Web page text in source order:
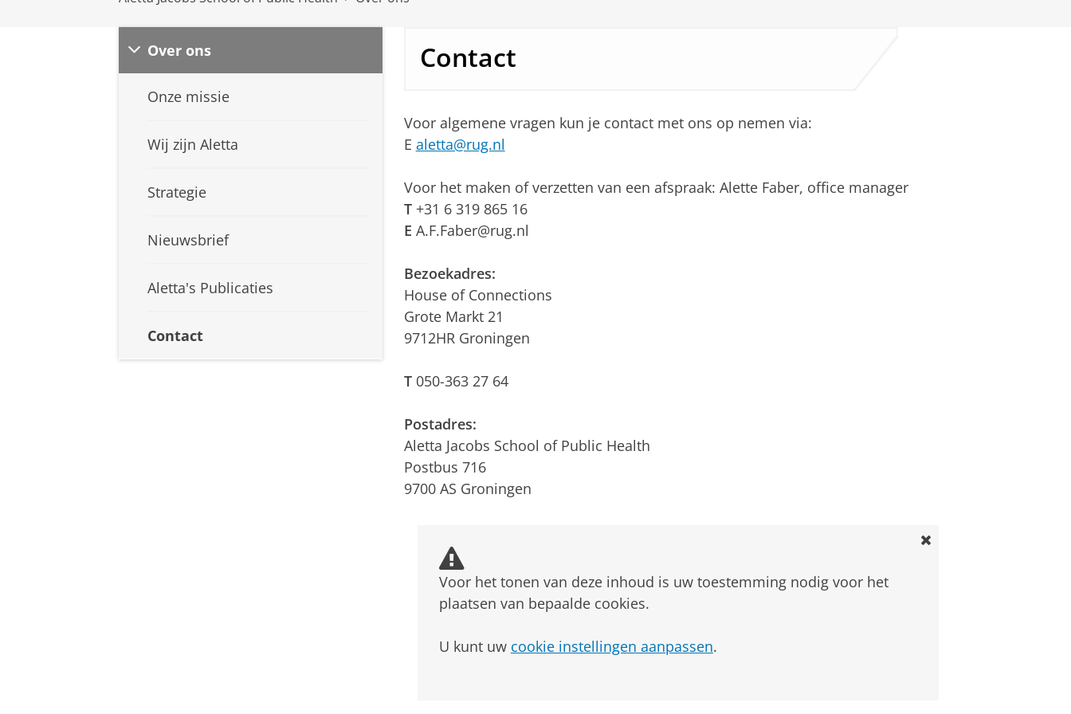
Over ons
Onze missie
Wij zijn Aletta
Strategie
Nieuwsbrief
Aletta's Publicaties
Contact
Contact
Voor algemene vragen kun je contact met ons op nemen via:
E aletta@rug.nl
Voor het maken of verzetten van een afspraak: Alette Faber, office manager
T+31 6 319 865 16
E A.F.Faber@rug.nl
Bezoekadres:
House of Connections
Grote Markt 21
9712HR Groningen
T 050-363 27 64
Postadres:
Aletta Jacobs School of Public Health
Postbus 716
9700 AS Groningen
Voor het tonen van deze inhoud is uw toestemming nodig voor het
plaatsen van bepaalde cookies.
U kunt uw cookie instellingen aanpassen.